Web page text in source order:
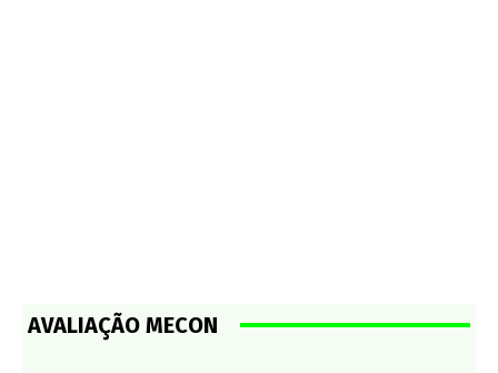
AVALIAÇÃO MECON